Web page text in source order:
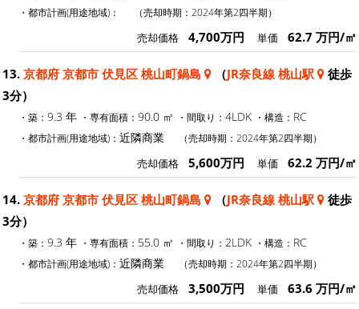
・都市計画(用途地域)： （売却時期：2024年第2四半期）
売却価格 4,700万円 単価 62.7 万円/㎡
13. 京都府 京都市 伏見区 桃山町鍋島 （JR奈良線 桃山駅
徒歩
3分）
・築： 9.3 年 ・専有面積： 90.0 ㎡ ・間取り： 4LDK ・構造： RC
・都市計画(用途地域)： 近隣商業 （売却時期：2024年第2四半期）
売却価格 5,600万円 単価 62.2 万円/㎡
14. 京都府 京都市 伏見区 桃山町鍋島 （JR奈良線 桃山駅
徒歩
3分）
・築： 9.3 年 ・専有面積： 55.0 ㎡ ・間取り： 2LDK ・構造： RC
・都市計画(用途地域)： 近隣商業 （売却時期：2024年第2四半期）
売却価格 3,500万円 単価 63.6 万円/㎡